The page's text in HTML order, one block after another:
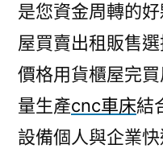
是您資金周轉的
屋買賣出租販售
價格用貨櫃屋完
量生產cnc車床結
設備個人與企業